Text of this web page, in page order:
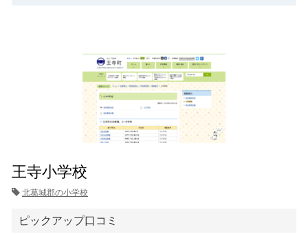
王寺小学校
北葛城郡の小学校
ピックアップ口コミ